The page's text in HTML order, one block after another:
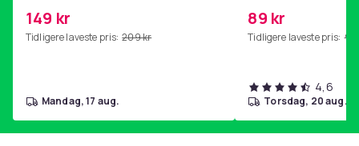
hjemmegymnastikk Purple
149 kr
Tidligere laveste pris: 209 kr
mandag, 17 aug.
89 kr
Tidligere laveste pris: 99
4,6
torsdag, 20 aug.